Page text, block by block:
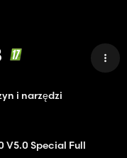
i narzędzi
V5.0 Special Full